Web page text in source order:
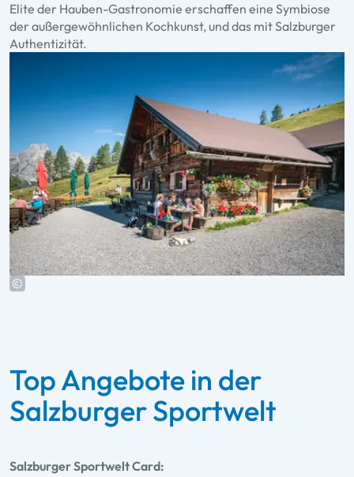
Elite der Hauben-Gastronomie erschaffen eine Symbiose
der außergewöhnlichen Kochkunst, und das mit Salzburger
Authentizität.
Top Angebote in der
Salzburger Sportwelt
Salzburger Sportwelt Card: